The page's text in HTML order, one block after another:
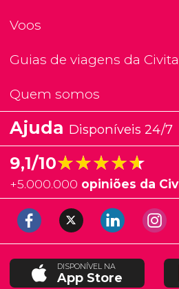
Voos
Guias de viagens da
Quem somos
Ajuda Disponíveis 24/7
9,1/10★★★★★
★★★★★
+5.000.000 opiniões da
DISPONÍVEL NA
App Store